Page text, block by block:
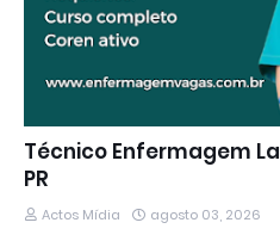
Técnico Enfermagem
PR
Actos Mídia agosto 03, 2026